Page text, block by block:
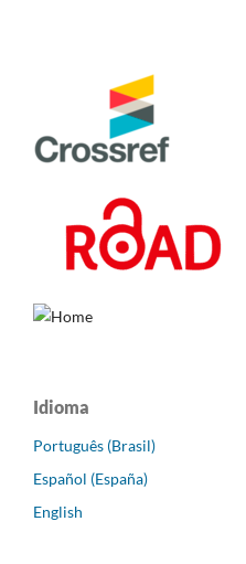
Idioma
Português (Brasil)
Español (España)
English